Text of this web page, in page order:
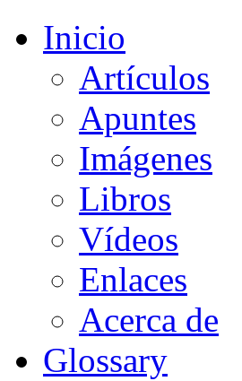
Inicio
Artículos
Apuntes
Imágenes
Libros
Vídeos
Enlaces
Acerca de
Glossary